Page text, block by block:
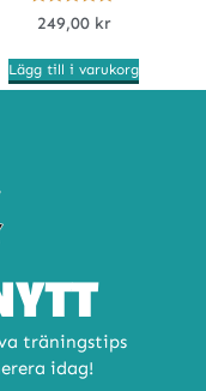
Betygsatt
5.00
249,00 kr
Lägg till i varukorg
träningstips
idag!